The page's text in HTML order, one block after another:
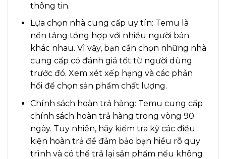
thông tin.
Lựa chọn nhà cung cấp uy tín: Temu là
nền tảng tổng hợp với nhiều người bán
khác nhau. Vì vậy, bạn cần chọn những nhà
cung cấp có đánh giá tốt từ người dùng
trước đó. Xem xét xếp hạng và các phản
hồi để chọn sản phẩm chất lượng.
Chính sách hoàn trả hàng: Temu cung cấp
chính sách hoàn trả hàng trong vòng 90
ngày. Tuy nhiên, hãy kiểm tra kỹ các điều
kiện hoàn trả để đảm bảo bạn hiểu rõ quy
trình và có thể trả lại sản phẩm nếu không